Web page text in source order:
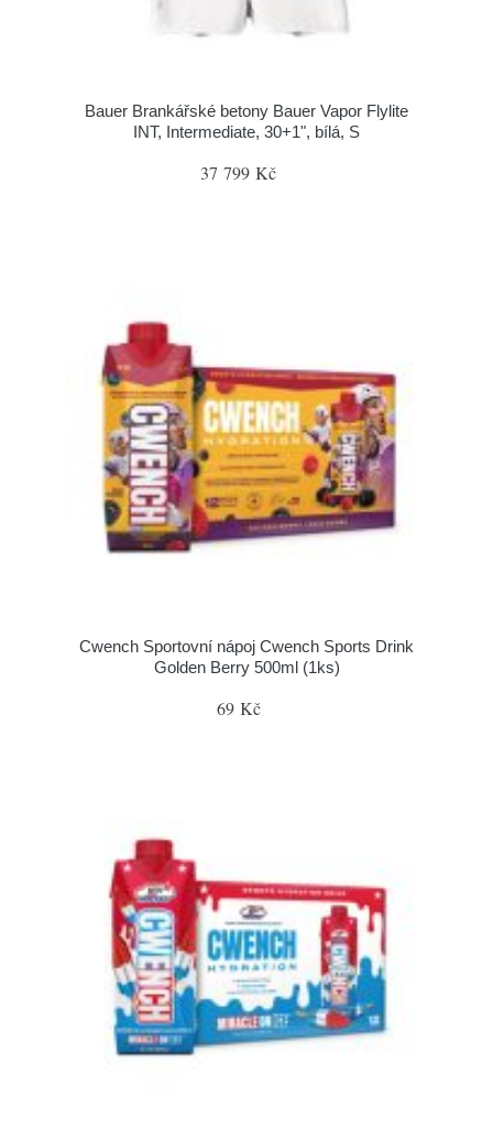
Bauer Brankářské betony Bauer Vapor Flylite
INT, Intermediate, 30+1", bílá, S
37 799 Kč
Cwench Sportovní nápoj Cwench Sports Drink
Golden Berry 500ml (1ks)
69 Kč